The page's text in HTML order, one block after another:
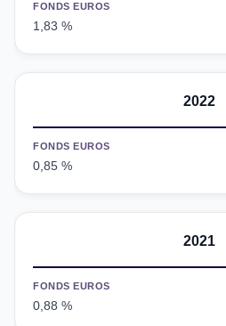
FONDS EUROS
1,83 %
2022
FONDS EUROS
0,85 %
2021
FONDS EUROS
0,88 %